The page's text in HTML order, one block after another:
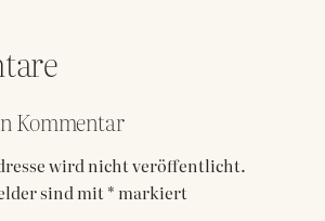
Kommentar
wird nicht veröffentlicht.
sind mit*markiert